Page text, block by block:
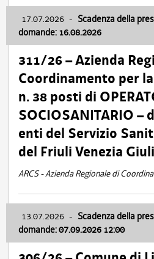
17.07.2026 - Scadenza della
domande: 16.08.2026
311/26 – Azienda
Coordinamento per
n. 38 posti di
SOCIOSANITARIO –
enti del Servizio
del Friuli Venezia
ARCS - Azienda Regionale di
13.07.2026 - Scadenza della
domande: 07.09.2026 12:00